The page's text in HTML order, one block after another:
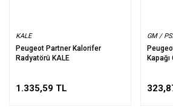
KALE
Peugeot Partner Kalorifer
Radyatörü KALE
1.335,59 TL
GM /
Kapağı